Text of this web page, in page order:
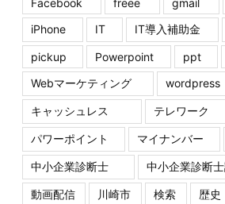
Facebook
freee gmail
iPhone
IT IT導入補助金
pickup Powerpoint ppt
Webマーケティング
wordpress
キャッシュレス テレワーク
パワーポイント マイナンバー
中小企業診断士 中小企業診断
動画配信 川崎市 検索 歴史